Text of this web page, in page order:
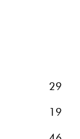
29
19